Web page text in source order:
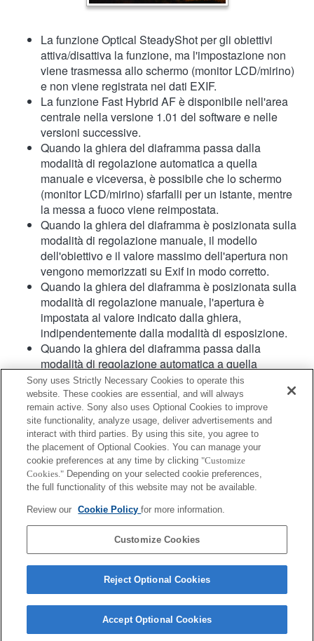
La funzione Optical SteadyShot per gli obiettivi
attiva/disattiva la funzione, ma l'impostazione non
viene trasmessa allo schermo (monitor LCD/mirino)
e non viene registrata nei dati EXIF.
La funzione Fast Hybrid AF è disponibile nell'area
centrale nella versione 1.01 del software e nelle
versioni successive.
Quando la ghiera del diaframma passa dalla
modalità di regolazione automatica a quella
manuale e viceversa, è possibile che lo schermo
(monitor LCD/mirino) sfarfalli per un istante, mentre
la messa a fuoco viene reimpostata.
Quando la ghiera del diaframma è posizionata sulla
modalità di regolazione manuale, il modello
dell'obiettivo e il valore massimo dell'apertura non
vengono memorizzati su Exif in modo corretto.
Quando la ghiera del diaframma è posizionata sulla
modalità di regolazione manuale, l'apertura è
impostata al valore indicato dalla ghiera,
indipendentemente dalla modalità di esposizione.
Quando la ghiera del diaframma passa dalla
modalità di regolazione automatica a quella
manuale e viceversa durante la registrazione di un
filmato, la registrazione viene interrotta.
Ruotare la ghiera del diaframma non interrompe il
conto alla rovescia prima dell'attivazione della
modalità di risparmio energetico.
Quando la ghiera del diaframma è posizionata sulla
modalità di regolazione manuale, il controllo di
defocalizzazione del background in Photo Creativity
non funziona correttamente, anche se sullo schermo
risulta eseguito.
Contact Us
Sony uses Strictly Necessary Cookies to operate this
website. These cookies are essential, and will always
remain active. Sony also uses Optional Cookies to improve
site functionality, analyze usage, deliver advertisements and
interact with third parties. By using this site, you agree to
the placement of Optional Cookies. You can manage your
cookie preferences at any time by clicking "Customize
Cookies." Depending on your selected cookie preferences,
the full functionality of this website may not be available.
Review our Cookie Policyfor more information.
Customize Cookies
Reject Optional Cookies
Accept Optional Cookies